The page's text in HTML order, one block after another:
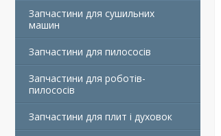
Запчастини для сушильних
машин
Запчастини для пилососів
Запчастини для роботів-
пилососів
Запчастини для плит і духовок